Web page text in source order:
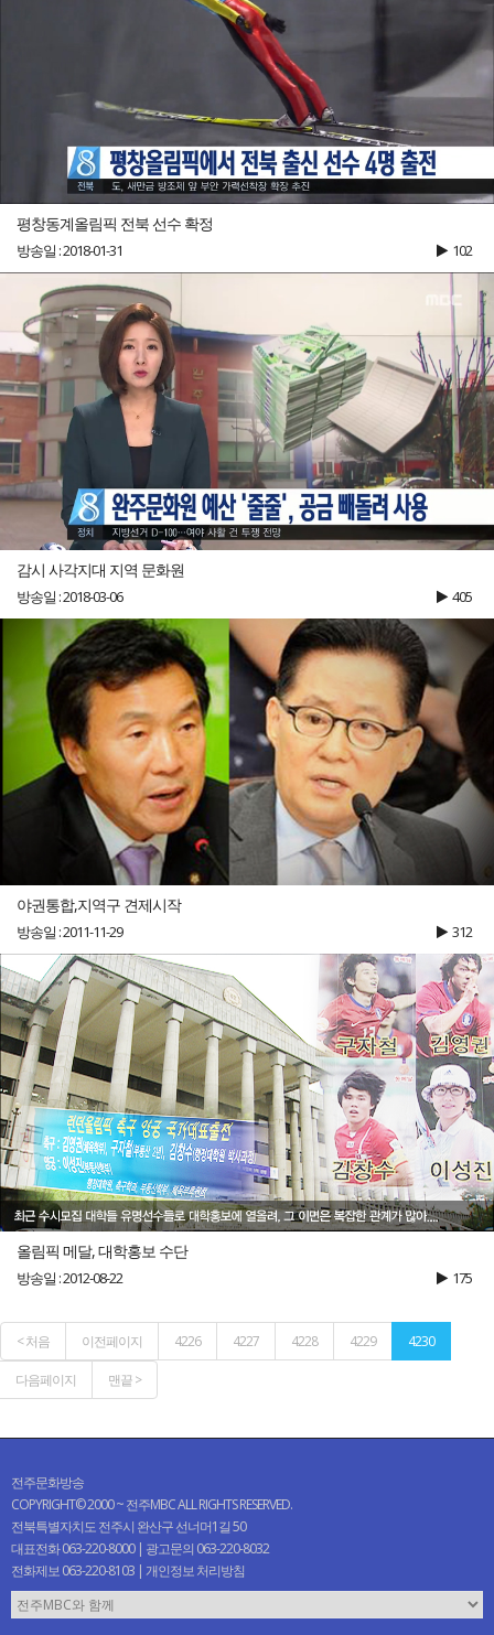
평창동계올림픽 전북 선수 확정
방송일 : 2018-01-31 102
감시 사각지대 지역 문화원
방송일 : 2018-03-06 405
야권통합,지역구 견제시작
방송일 : 2011-11-29 312
올림픽 메달, 대학홍보 수단
방송일 : 2012-08-22 175
< 처음 이전페이지 4226 4227 4228 4229 4230
다음페이지 맨끝 >
전주문화방송
COPYRIGHT© 2000 ~ 전주MBC ALL RIGHTS RESERVED.
전북특별자치도 전주시 완산구 선너머1길 50
대표전화 063-220-8000 | 광고문의 063-220-8032
전화제보 063-220-8103 | 개인정보 처리방침